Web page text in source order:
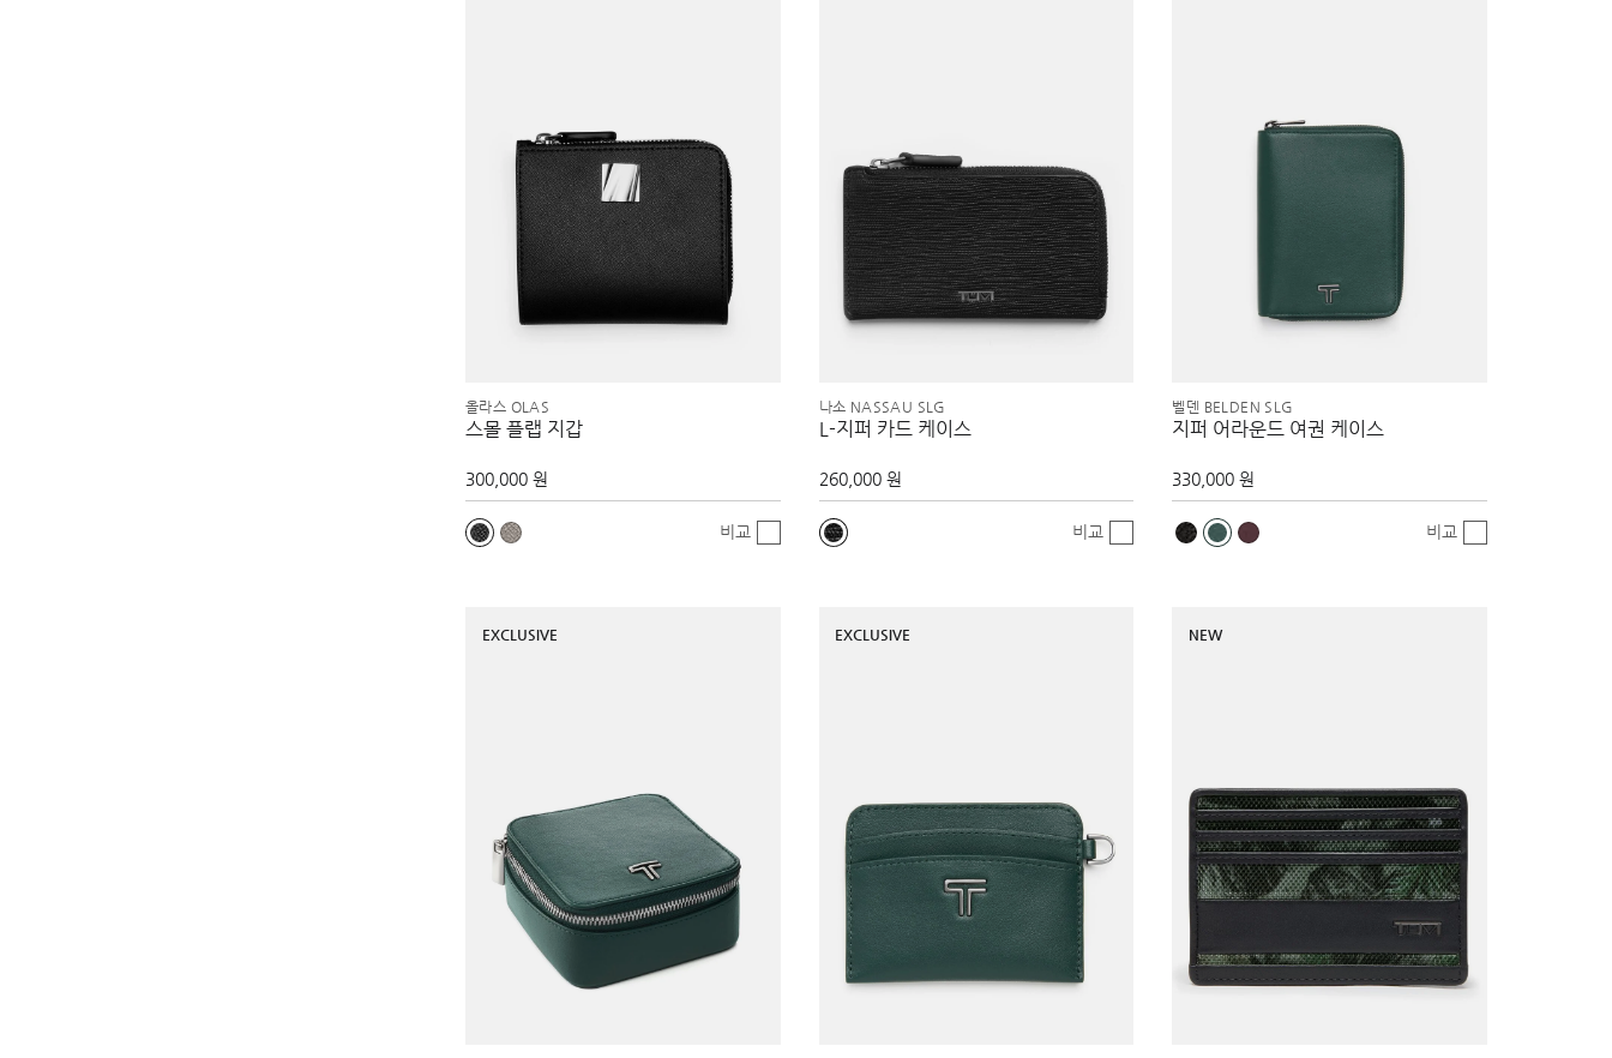
올라스 OLAS
스몰 플랩 지갑
300,000 원
비교
나소 NASSAU SLG
L-지퍼 카드 케이스
260,000 원
비교
벨덴 BELDEN SLG
지퍼 어라운드 여권 케이스
330,000 원
비교
EXCLUSIVE EXCLUSIVE NEW